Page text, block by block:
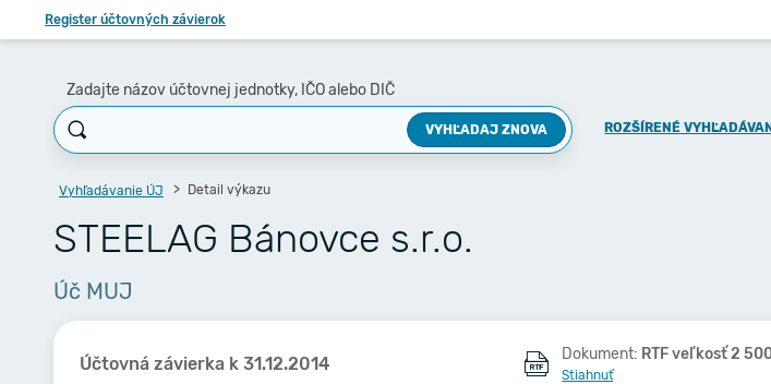
Register účtovných závierok
Zadajte názov účtovnej jednotky, IČO alebo DIČ
VYHĽADAJ ZNOVA ROZŠÍRENÉ
Vyhľadávanie ÚJ Detail výkazu
STEELAG Bánovce s.r.o.
Úč MUJ
Účtovná závierka k 31.12.2014 Dokument: RTF veľkosť 2
Stiahnuť